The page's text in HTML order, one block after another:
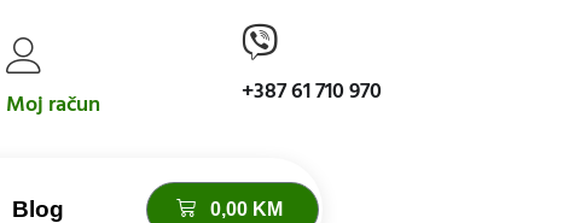
Moj račun +387 61 710 970
Blog 0,00 KM